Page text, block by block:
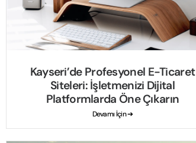
Kayseri’de Profesyonel E-Ticaret
Siteleri: İşletmenizi Dijital
Platformlarda Öne Çıkarın
Devamı İçin ➔